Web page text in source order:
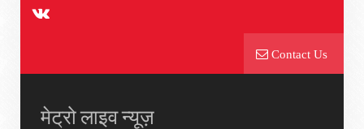
Contact Us
मेट्रो लाइव न्यूज़